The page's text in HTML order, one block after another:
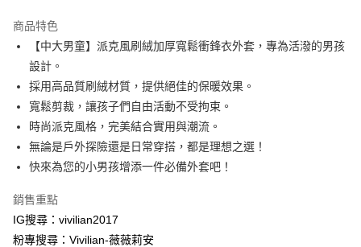
合作金庫商業銀行
華南商業銀行
彰化商業銀行
上海商業儲蓄銀行
國泰世華商業銀行
兆豐國際商業銀行
臺灣中小企業銀行
台中商業銀行
匯豐（台灣）商業銀行
華泰商業銀行
聯邦商業銀行
遠東國際商業銀行
元大商業銀行
永豐商業銀行
玉山商業銀行
星展（台灣）商業銀行
台灣樂天信用卡公司
超商取貨付款
LINE Pay
Apple Pay
街口支付
大哥付你分期
相關說明
商品特色
【中大男童】派克風刷絨加厚寬鬆衝鋒衣外套，專為活潑的男孩
設計。
採用高品質刷絨材質，提供絕佳的保暖效果。
寬鬆剪裁，讓孩子們自由活動不受拘束。
時尚派克風格，完美結合實用與潮流。
無論是戶外探險還是日常穿搭，都是理想之選！
快來為您的小男孩增添一件必備外套吧！
銷售重點
IG搜尋：vivilian2017
粉專搜尋：Vivilian-薇薇莉安